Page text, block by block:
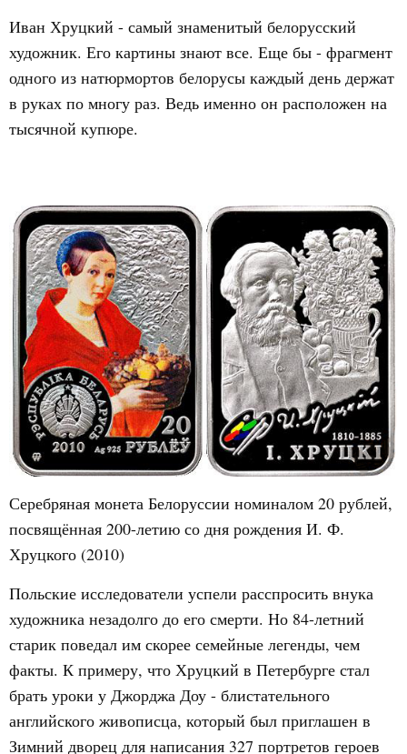
Иван Хруцкий - самый знаменитый белорусский
художник. Его картины знают все. Еще бы - фрагмент
одного из натюрмортов белорусы каждый день держат
в руках по многу раз. Ведь именно он расположен на
тысячной купюре.
Серебряная монета Белоруссии номиналом 20 рублей,
посвящённая 200-летию со дня рождения И. Ф.
Хруцкого (2010)
Польские исследователи успели расспросить внука
художника незадолго до его смерти. Но 84-летний
старик поведал им скорее семейные легенды, чем
факты. К примеру, что Хруцкий в Петербурге стал
брать уроки у Джорджа Доу - блистательного
английского живописца, который был приглашен в
Зимний дворец для написания 327 портретов героев